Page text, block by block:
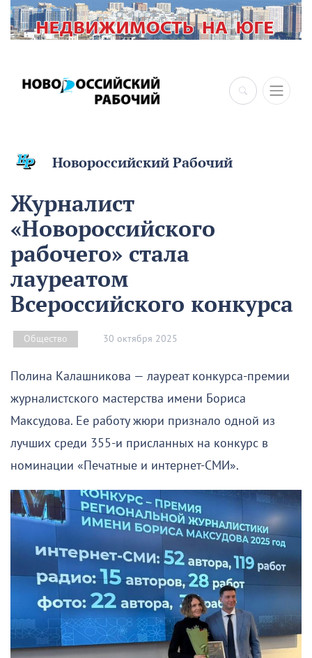
×
Новороссийский Рабочий
Журналист
«Новороссийского
рабочего» стала
лауреатом
Всероссийского конкурса
Общество 30 октября 2025
Полина Калашникова — лауреат конкурса-премии
журналистского мастерства имени Бориса
Максудова. Ее работу жюри признало одной из
лучших среди 355-и присланных на конкурс в
номинации «Печатные и интернет-СМИ».